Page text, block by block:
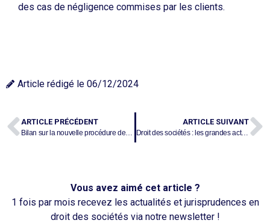
des cas de négligence commises par les clients.
Article rédigé le 06/12/2024
ARTICLE PRÉCÉDENT
Bilan sur la nouvelle procédure des TUP et des liquidations
ARTICLE SUIVANT
Droit des sociétés : les grandes actualités juridiques de 2024
Vous avez aimé cet article ?
1 fois par mois recevez les actualités et jurisprudences en
droit des sociétés via notre newsletter !